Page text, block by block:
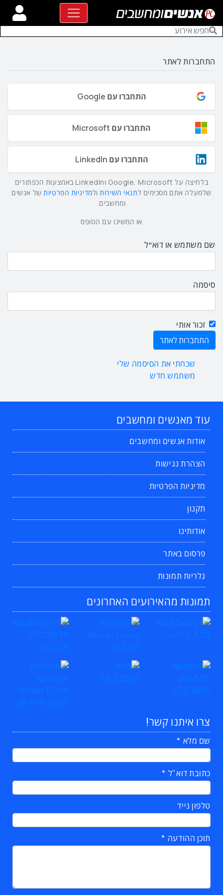
התחברות לאתר
התחברו עם Google
התחברו עם Microsoft
התחברו עם LinkedIn
בלחיצה על Google, Microsoft וLinkedIn באמצעות הכפתורים
שלמעלה אתם מסכימים לתנאי השירותולמדיניות הפרטיותשל אנשים
ומחשבים.
או המשיכו עם הטופס
שם משתמש או דוא״ל
סיסמה
זכור אותי
שכחתי את הסיסמה שלי
משתמש חדש
עוד מאנשים ומחשבים
אודות אנשים ומחשבים
הצהרת נגישות
מדיניות הפרטיות
תקנון
אודותינו
פרסום באתר
גלריות תמונות
תמונות מהאירועים האחרונים
צרו איתנו קשר!
שם מלא
כתובת דוא"ל
טלפון נייד
תוכן ההודעה